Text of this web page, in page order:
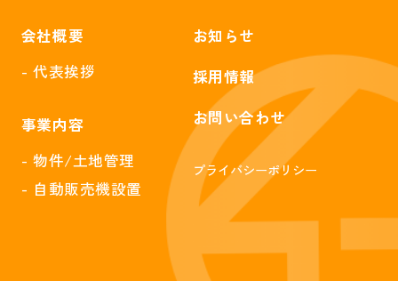
会社概要
- 代表挨拶
事業内容
- 物件/土地管理
- 自動販売機設置
お知らせ
採用情報
お問い合わせ
プライバシーポリシー